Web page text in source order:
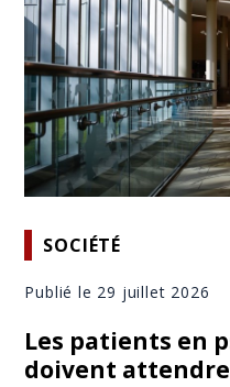
SOCIÉTÉ
Publié le 29 juillet 2026
Les patients en
doivent